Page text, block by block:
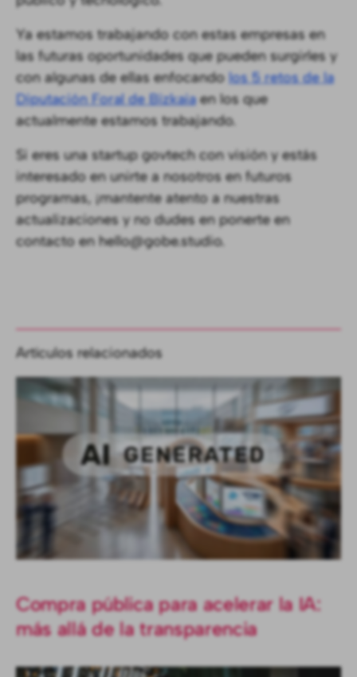
Ya estamos trabajando con estas empresas en
las futuras oportunidades que pueden surgirles y
con algunas de ellas enfocando los 5 retos de la
Diputación Foral de Bizkaiaen los que
actualmente estamos trabajando.
Si eres una startup govtech con visión y estás
interesado en unirte a nosotros en futuros
programas, ¡mantente atento a nuestras
actualizaciones y no dudes en ponerte en
contacto en hello@gobe.studio.
Artículos relacionados
Compra pública para acelerar la IA:
más allá de la transparencia